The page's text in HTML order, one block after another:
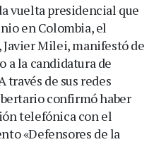
vuelta presidencial que
en Colombia, el
Milei, manifestó de
a la candidatura de
través de sus redes
confirmó haber
telefónica con el
«Defensores de la